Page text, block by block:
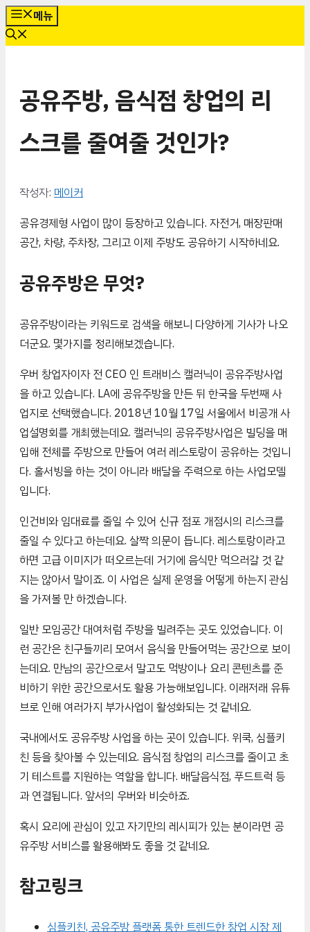
컨
텐
메뉴
공유주방, 음식점 창업의 리
스크를 줄여줄 것인가?
작성자: 메이커
공유경제형 사업이 많이 등장하고 있습니다. 자전거, 매장판매
공간, 차량, 주차장, 그리고 이제 주방도 공유하기 시작하네요.
공유주방은 무엇?
공유주방이라는 키워드로 검색을 해보니 다양하게 기사가 나오
더군요. 몇가지를 정리해보겠습니다.
우버 창업자이자 전 CEO 인 트래비스 캘러닉이 공유주방사업
을 하고 있습니다. LA에 공유주방을 만든 뒤 한국을 두번째 사
업지로 선택했습니다. 2018년 10월 17일 서울에서 비공개 사
업설명회를 개최했는데요. 캘러닉의 공유주방사업은 빌딩을 매
입해 전체를 주방으로 만들어 여러 레스토랑이 공유하는 것입니
다. 홀서빙을 하는 것이 아니라 배달을 주력으로 하는 사업모델
입니다.
인건비와 임대료를 줄일 수 있어 신규 점포 개점시의 리스크를
줄일 수 있다고 하는데요. 살짝 의문이 듭니다. 레스토랑이라고
하면 고급 이미지가 떠오르는데 거기에 음식만 먹으러갈 것 같
지는 않아서 말이죠. 이 사업은 실제 운영을 어떻게 하는지 관심
을 가져볼 만 하겠습니다.
일반 모임공간 대여처럼 주방을 빌려주는 곳도 있었습니다. 이
런 공간은 친구들끼리 모여서 음식을 만들어먹는 공간으로 보이
는데요. 만남의 공간으로서 말고도 먹방이나 요리 콘텐츠를 준
비하기 위한 공간으로서도 활용 가능해보입니다. 이래저래 유튜
브로 인해 여러가지 부가사업이 활성화되는 것 같네요.
국내에서도 공유주방 사업을 하는 곳이 있습니다. 위쿡, 심플키
친 등을 찾아볼 수 있는데요. 음식점 창업의 리스크를 줄이고 초
기 테스트를 지원하는 역할을 합니다. 배달음식점, 푸드트럭 등
과 연결됩니다. 앞서의 우버와 비슷하죠.
혹시 요리에 관심이 있고 자기만의 레시피가 있는 분이라면 공
유주방 서비스를 활용해봐도 좋을 것 같네요.
참고링크
심플키친, 공유주방 플랫폼 통한 트렌드한 창업 시장 제